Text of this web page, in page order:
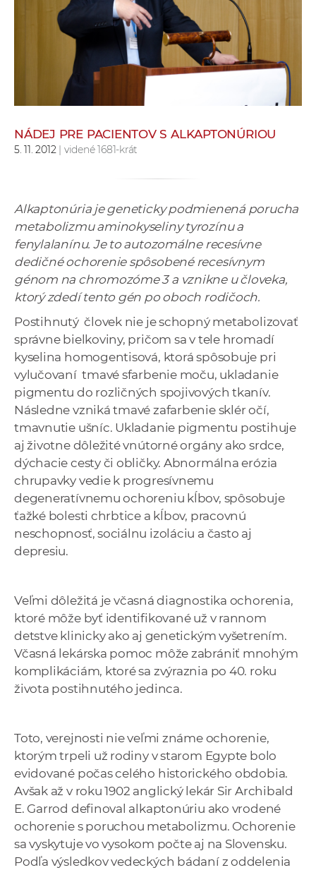
r
v
a
c
o
v
n
í
k
o
c
S
NÁDEJ PRE PACIENTOV S ALKAPTONÚRIOU
5. 11. 2012| videné 1681-krát
Alkaptonúria je geneticky podmienená porucha
metabolizmu aminokyseliny tyrozínu a
fenylalanínu. Je to autozomálne recesívne
dedičné ochorenie spôsobené recesívnym
génom na chromozóme 3 a vznikne u človeka,
ktorý zdedí tento gén po oboch rodičoch.
Postihnutý človek nie je schopný metabolizovať
správne bielkoviny, pričom sa v tele hromadí
kyselina homogentisová, ktorá spôsobuje pri
vylučovaní tmavé sfarbenie moču, ukladanie
pigmentu do rozličných spojivových tkanív.
Následne vzniká tmavé zafarbenie sklér očí,
tmavnutie ušníc. Ukladanie pigmentu postihuje
aj životne dôležité vnútorné orgány ako srdce,
dýchacie cesty či obličky. Abnormálna erózia
chrupavky vedie k progresívnemu
degeneratívnemu ochoreniu kĺbov, spôsobuje
ťažké bolesti chrbtice a kĺbov, pracovnú
neschopnosť, sociálnu izoláciu a často aj
depresiu.
Veľmi dôležitá je včasná diagnostika ochorenia,
ktoré môže byť identifikované už v rannom
detstve klinicky ako aj genetickým vyšetrením.
Včasná lekárska pomoc môže zabrániť mnohým
komplikáciám, ktoré sa zvýraznia po 40. roku
života postihnutého jedinca.
Toto, verejnosti nie veľmi známe ochorenie,
ktorým trpeli už rodiny v starom Egypte bolo
evidované počas celého historického obdobia.
Avšak až v roku 1902 anglický lekár Sir Archibald
E. Garrod definoval alkaptonúriu ako vrodené
ochorenie s poruchou metabolizmu. Ochorenie
sa vyskytuje vo vysokom počte aj na Slovensku.
Podľa výsledkov vedeckých bádaní z oddelenia